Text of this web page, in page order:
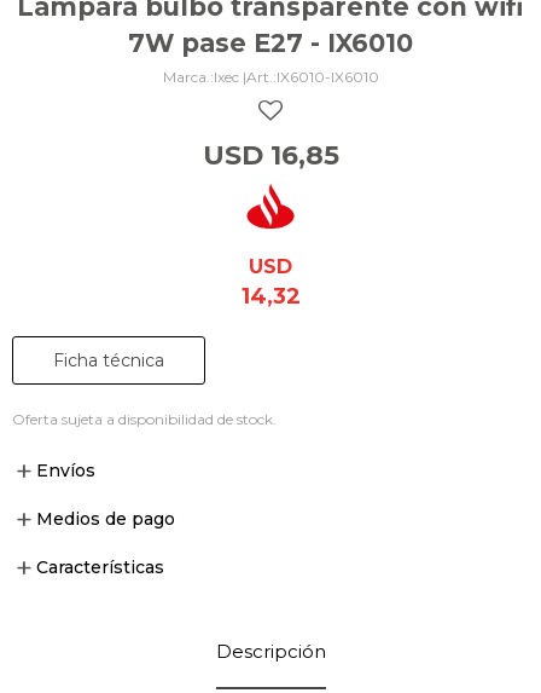
Lámpara bulbo transparente con wifi
7W pase E27 - IX6010
Ixec | IX6010-IX6010
USD 16,85
USD
14,32
Ficha técnica
Oferta sujeta a disponibilidad de stock.
Envíos
Medios de pago
Características
Descripción